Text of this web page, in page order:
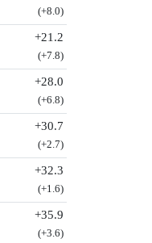
(+8.0)
+21.2
(+7.8)
+28.0
(+6.8)
+30.7
(+2.7)
+32.3
(+1.6)
+35.9
(+3.6)